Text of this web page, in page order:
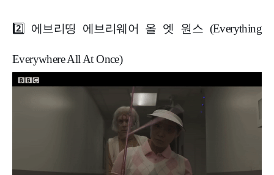
2️⃣ 에브리띵 에브리웨어 올 엣 원스 (Everything
Everywhere All At Once)